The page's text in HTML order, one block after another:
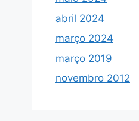
abril 2024
março 2024
março 2019
novembro 2012